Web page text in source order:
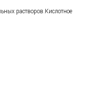
растворов.Кислотное